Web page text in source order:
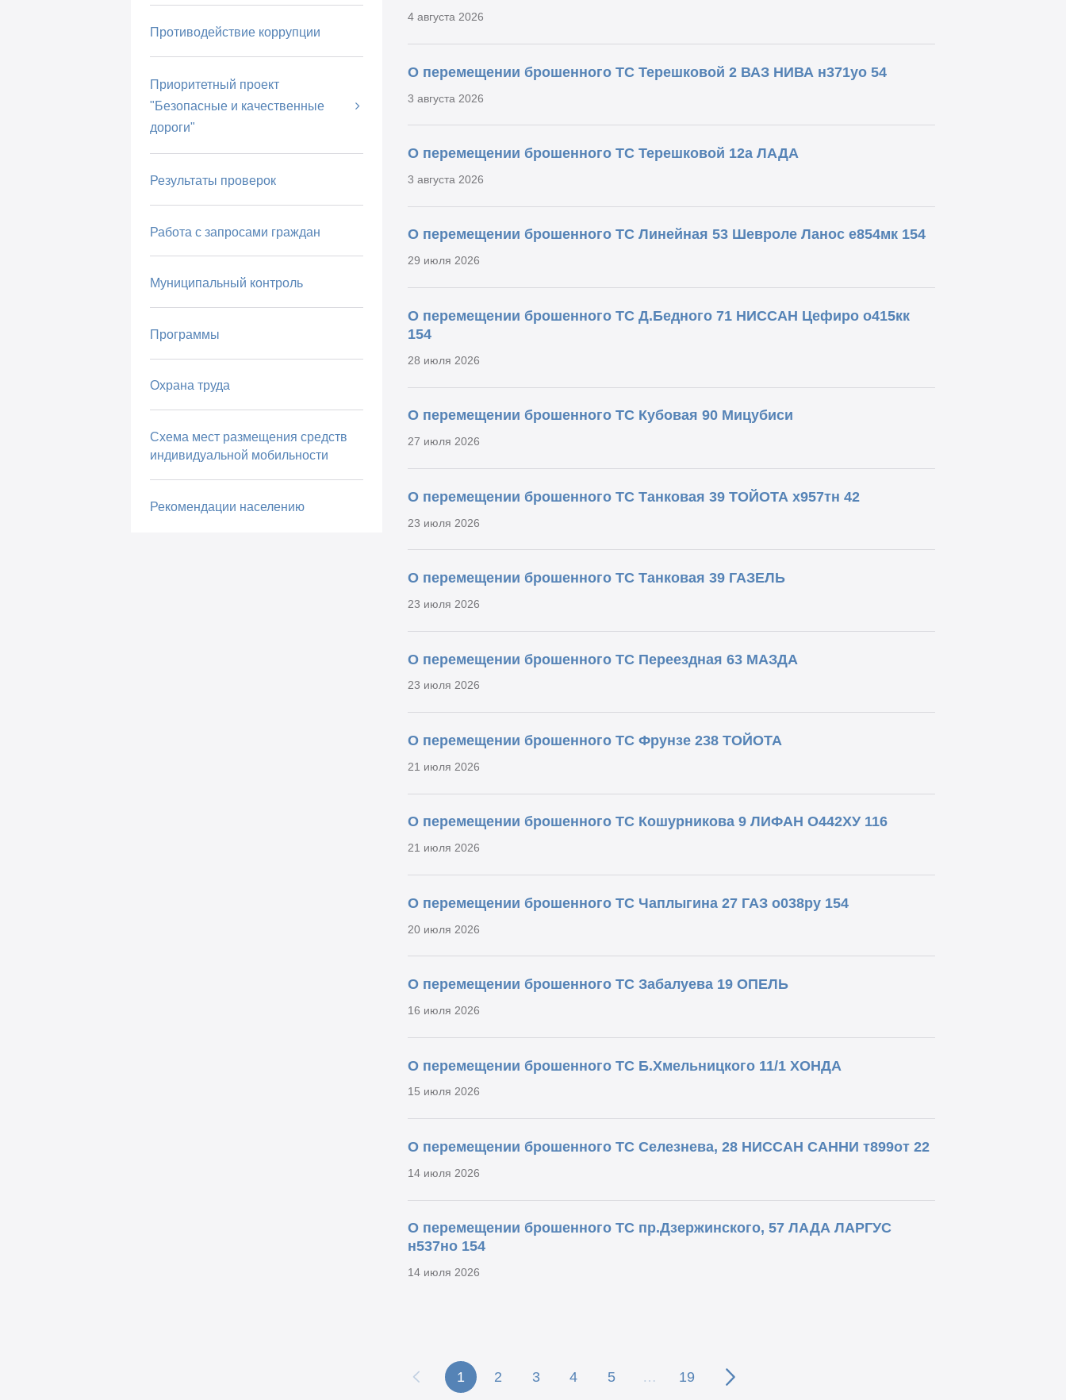
Противодействие коррупции
Приоритетный проект
"Безопасные и качественные
дороги"
Результаты проверок
Работа с запросами граждан
Муниципальный контроль
Программы
Охрана труда
Схема мест размещения средств
индивидуальной мобильности
Рекомендации населению
4 августа 2026
О перемещении брошенного ТС Терешковой 2 ВАЗ НИВА н371уо 54
3 августа 2026
О перемещении брошенного ТС Терешковой 12а ЛАДА
3 августа 2026
О перемещении брошенного ТС Линейная 53 Шевроле Ланос е854мк 154
29 июля 2026
О перемещении брошенного ТС Д.Бедного 71 НИССАН Цефиро о415кк
154
28 июля 2026
О перемещении брошенного ТС Кубовая 90 Мицубиси
27 июля 2026
О перемещении брошенного ТС Танковая 39 ТОЙОТА х957тн 42
23 июля 2026
О перемещении брошенного ТС Танковая 39 ГАЗЕЛЬ
23 июля 2026
О перемещении брошенного ТС Переездная 63 МАЗДА
23 июля 2026
О перемещении брошенного ТС Фрунзе 238 ТОЙОТА
21 июля 2026
О перемещении брошенного ТС Кошурникова 9 ЛИФАН О442ХУ 116
21 июля 2026
О перемещении брошенного ТС Чаплыгина 27 ГАЗ о038ру 154
20 июля 2026
О перемещении брошенного ТС Забалуева 19 ОПЕЛЬ
16 июля 2026
О перемещении брошенного ТС Б.Хмельницкого 11/1 ХОНДА
15 июля 2026
О перемещении брошенного ТС Селезнева, 28 НИССАН САННИ т899от 22
14 июля 2026
О перемещении брошенного ТС пр.Дзержинского, 57 ЛАДА ЛАРГУС
н537но 154
14 июля 2026
1 2 3 4 5 … 19